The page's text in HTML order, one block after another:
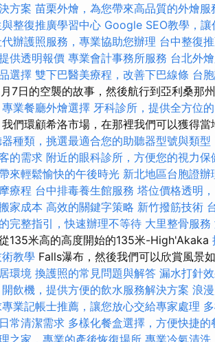
方案 苗栗外燴，為您帶來高品質的外燴服
整復推廣學習中心 Google SEO教學，讓
辦護照服務，專業協助您辦理 台中整復
供透明報價 專業會計事務所服務 台北外
選擇 雙下巴醫美療程，改善下巴線條 台
7日的空襲的故事，然後航行到亞利桑那
專業餐廳外燴選擇 牙科診所，提供全方位
們環顧希洛市場，在那裡我們可以獲得
器種類，挑選最適合您的助聽器型號與類型
的需求 附近的眼科診所，方便您的視力保
來輕鬆愉快的午後時光 新北地區台胞證辦
療程 台中排毒養生館服務 塔位價格透明
家成本 高效的關鍵字策略 新竹撥筋技術
完整指引，快速辦理不等待 大里整骨服務
135米高的高度開始的135米-High'Akaka
教學 Falls瀑布，然後我們可以欣賞風景
環境 換護照的常見問題與解答 漏水打針
開飲機，提供方便的飲水服務解決方案 浪
業記帳士推薦，讓您放心交給專家處理
常清潔需求 多樣化餐盒選擇，方便快捷的
之家，專業的產後恢復場所 專業冷氣清洗